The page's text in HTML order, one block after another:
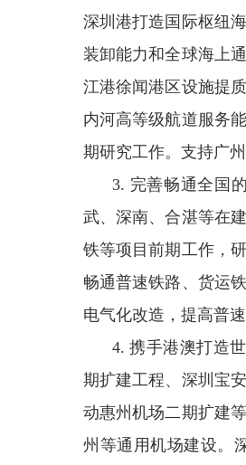
深圳港打造国际枢纽
装卸能力和全球海上
江港徐闻港区设施提
内河高等级航道服务
期研究工作。支持广
3. 完善畅通全国
武、深南、合湛等在
铁等项目前期工作，
畅通普速铁路、货运
电气化改造，提高普
4. 携手港澳打造
期扩建工程、深圳宝
动惠州机场二期扩建
州等通用机场建设。